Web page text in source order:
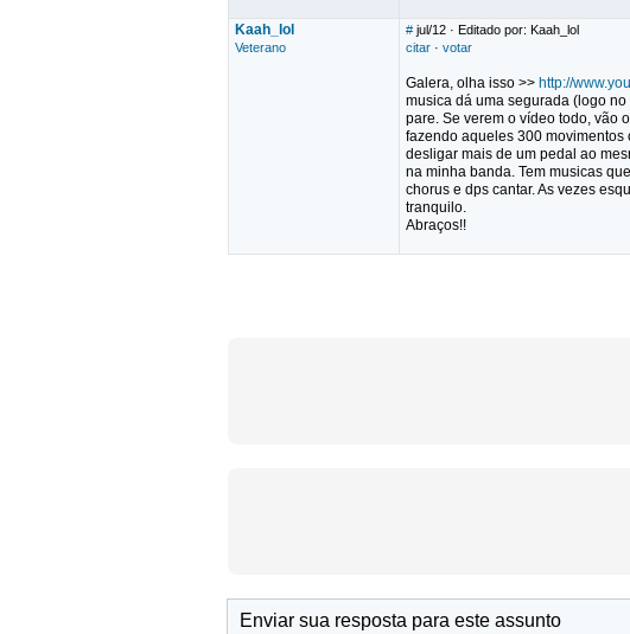
Kaah_lol
Veterano
# jul/12 · Editado por: Kaah_lol
citar · votar
Galera, olha isso >> http://
musica dá uma segurada (logo
pare. Se verem o vídeo todo, vão
fazendo aqueles 300 movimentos
desligar mais de um pedal ao
na minha banda. Tem musicas
chorus e dps cantar. As vezes
tranquilo.
Abraços!!
Enviar sua resposta para este assunto